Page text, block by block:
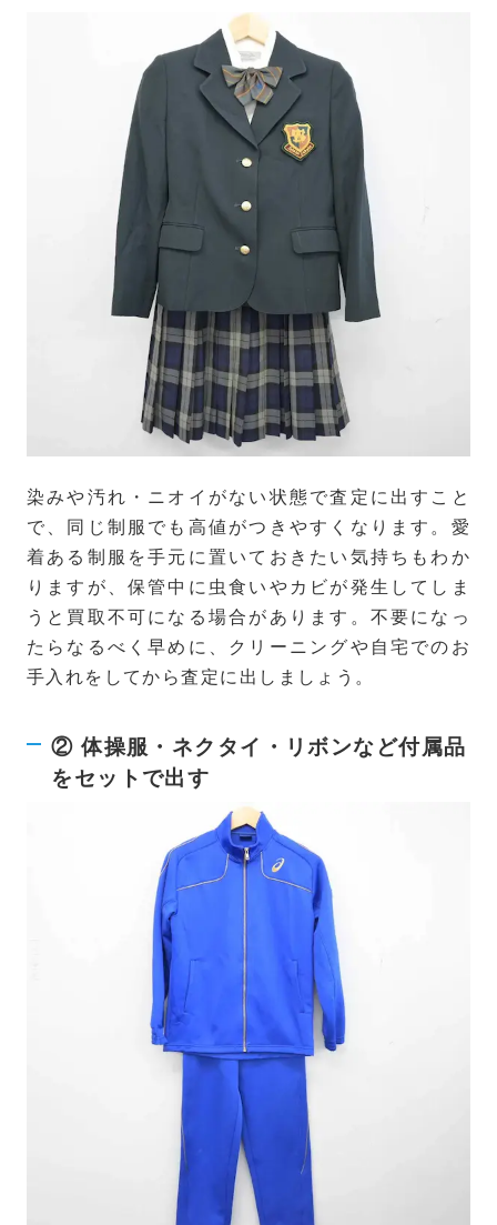
染みや汚れ・ニオイがない状態で査定に出すこと
で、同じ制服でも高値がつきやすくなります。愛
着ある制服を手元に置いておきたい気持ちもわか
りますが、保管中に虫食いやカビが発生してしま
うと買取不可になる場合があります。不要になっ
たらなるべく早めに、クリーニングや自宅でのお
手入れをしてから査定に出しましょう。
② 体操服・ネクタイ・リボンなど付属品
をセットで出す